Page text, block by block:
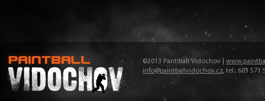
©2013 Pantiball Vidochov |
info@paintballvidochov.cz, tel.: 603 571